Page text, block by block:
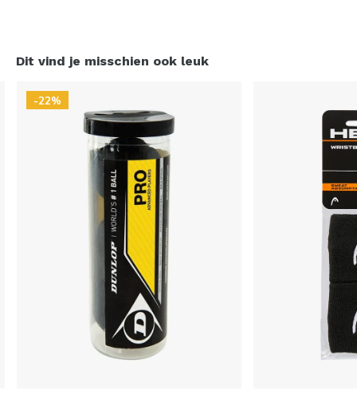
Dit vind je misschien ook leuk
-22%